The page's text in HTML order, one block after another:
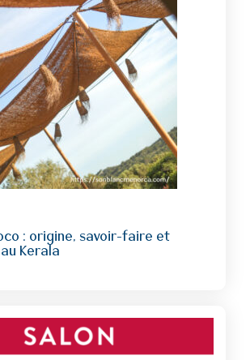
: origine, savoir-faire et
Kerala